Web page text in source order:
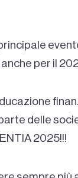
per il
delle
2025!!!